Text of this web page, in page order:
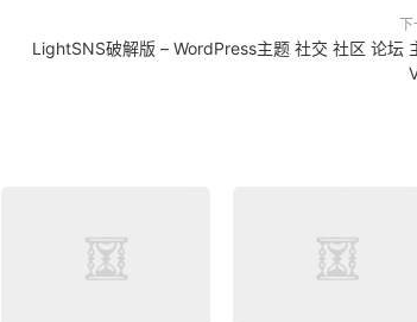
下
LightSNS破解版 – WordPress主题 社交 社区 论坛